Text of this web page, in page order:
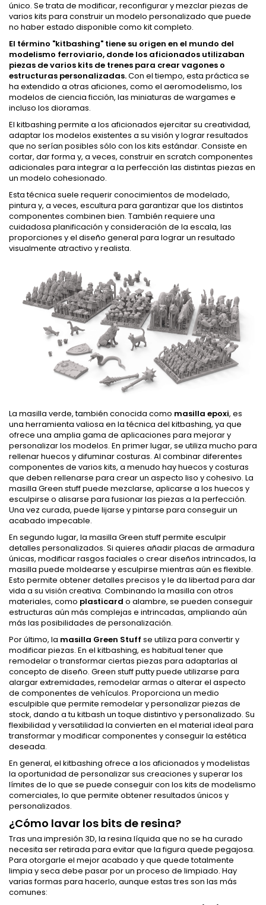
único. Se trata de modificar, reconfigurar y mezclar piezas de
varios kits para construir un modelo personalizado que puede
no haber estado disponible como kit completo.
El término "kitbashing" tiene su origen en el mundo del
modelismo ferroviario, donde los aficionados utilizaban
piezas de varios kits de trenes para crear vagones o
estructuras personalizadas.Con el tiempo, esta práctica se
ha extendido a otras aficiones, como el aeromodelismo, los
modelos de ciencia ficción, las miniaturas de wargames e
incluso los dioramas.
El kitbashing permite a los aficionados ejercitar su creatividad,
adaptar los modelos existentes a su visión y lograr resultados
que no serían posibles sólo con los kits estándar. Consiste en
cortar, dar forma y, a veces, construir en scratch componentes
adicionales para integrar a la perfección las distintas piezas en
un modelo cohesionado.
Esta técnica suele requerir conocimientos de modelado,
pintura y, a veces, escultura para garantizar que los distintos
componentes combinen bien. También requiere una
cuidadosa planificación y consideración de la escala, las
proporciones y el diseño general para lograr un resultado
visualmente atractivo y realista.
La masilla verde, también conocida como masilla epoxi, es
una herramienta valiosa en la técnica del kitbashing, ya que
ofrece una amplia gama de aplicaciones para mejorar y
personalizar los modelos. En primer lugar, se utiliza mucho para
rellenar huecos y difuminar costuras. Al combinar diferentes
componentes de varios kits, a menudo hay huecos y costuras
que deben rellenarse para crear un aspecto liso y cohesivo. La
masilla Green stuff puede mezclarse, aplicarse a los huecos y
esculpirse o alisarse para fusionar las piezas a la perfección.
Una vez curada, puede lijarse y pintarse para conseguir un
acabado impecable.
En segundo lugar, la masilla Green stuff permite esculpir
detalles personalizados. Si quieres añadir placas de armadura
únicas, modificar rasgos faciales o crear diseños intrincados, la
masilla puede moldearse y esculpirse mientras aún es flexible.
Esto permite obtener detalles precisos y le da libertad para dar
vida a su visión creativa. Combinando la masilla con otros
materiales, como plasticard o alambre, se pueden conseguir
estructuras aún más complejas e intrincadas, ampliando aún
más las posibilidades de personalización.
Por último, la masilla Green Stuff se utiliza para convertir y
modificar piezas. En el kitbashing, es habitual tener que
remodelar o transformar ciertas piezas para adaptarlas al
concepto de diseño. Green stuff putty puede utilizarse para
alargar extremidades, remodelar armas o alterar el aspecto
de componentes de vehículos. Proporciona un medio
esculpible que permite remodelar y personalizar piezas de
stock, dando a tu kitbash un toque distintivo y personalizado. Su
flexibilidad y versatilidad la convierten en el material ideal para
transformar y modificar componentes y conseguir la estética
deseada.
En general, el kitbashing ofrece a los aficionados y modelistas
la oportunidad de personalizar sus creaciones y superar los
límites de lo que se puede conseguir con los kits de modelismo
comerciales, lo que permite obtener resultados únicos y
personalizados.
¿Cómo lavar los bits de resina?
Tras una impresión 3D, la resina líquida que no se ha curado
necesita ser retirada para evitar que la figura quede pegajosa.
Para otorgarle el mejor acabado y que quede totalmente
limpia y seca debe pasar por un proceso de limpiado. Hay
varias formas para hacerlo, aunque estas tres son las más
comunes: